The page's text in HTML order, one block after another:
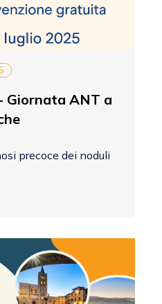
Giornata ANT a
precoce dei noduli